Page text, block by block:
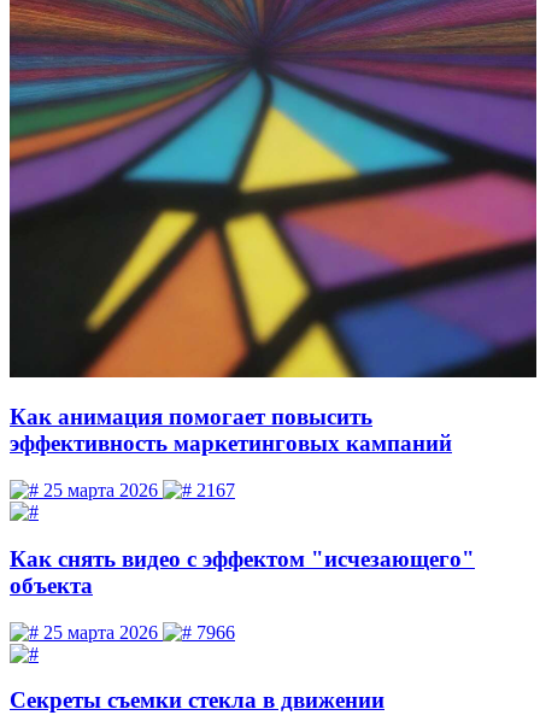
Как анимация помогает повысить
эффективность маркетинговых кампаний
25 марта 2026 2167
Как снять видео с эффектом "исчезающего"
объекта
25 марта 2026 7966
Секреты съемки стекла в движении